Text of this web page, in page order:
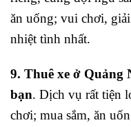
ăn uống; vui chơi,
nhiệt tình nhất.
9. Thuê xe ở Quảng
bạn. Dịch vụ rất tiện
chơi; mua sắm, ăn